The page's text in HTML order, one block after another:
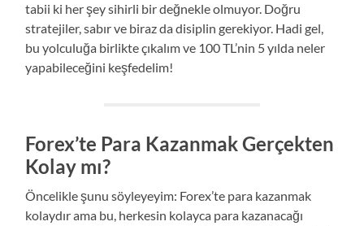
tabii ki her şey sihirli bir değnekle olmuyor. Doğru
stratejiler, sabır ve biraz da disiplin gerekiyor. Hadi gel,
bu yolculuğa birlikte çıkalım ve 100 TL’nin 5 yılda neler
yapabileceğini keşfedelim!
Forex’te Para Kazanmak Gerçekten
Kolay mı?
Öncelikle şunu söyleyeyim: Forex’te para kazanmak
kolaydır ama bu, herkesin kolayca para kazanacağı